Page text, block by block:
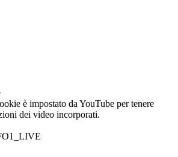
è impostato da YouTube per tenere
dei video incorporati.